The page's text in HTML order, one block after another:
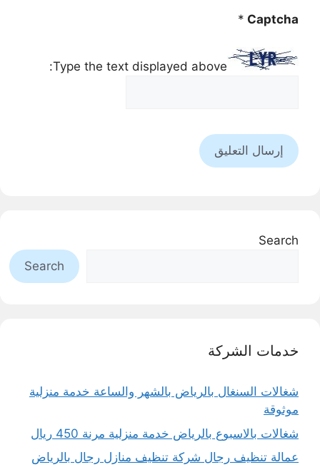
Captcha
*
Type the text displayed above:
Search
Search
خدمات الشركة
شغالات السنغال بالرياض بالشهر والساعة خدمة منزلية
موثوقة
شغالات بالاسبوع بالرياض خدمة منزلية مرنة 450 ريال
عمالة تنظيف رجال شركة تنظيف منازل رجال بالرياض